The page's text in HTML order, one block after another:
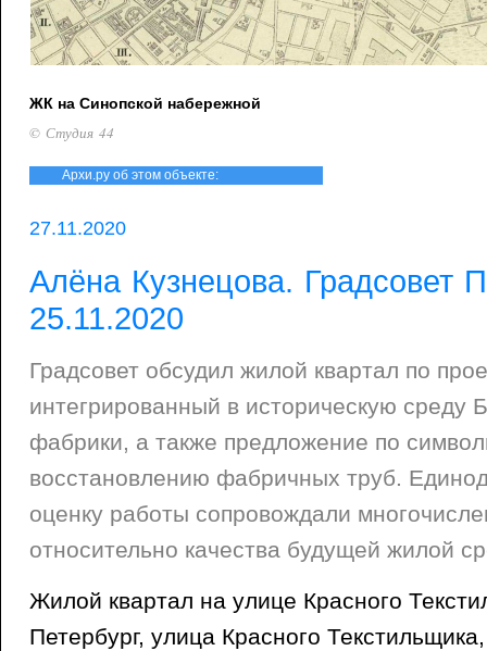
ЖК на Синопской набережной
© Студия 44
Архи.ру об этом объекте:
27.11.2020
Алёна Кузнецова. Градсовет
25.11.2020
Градсовет обсудил жилой квартал по
интегрированный в историческую среду
фабрики, а также предложение по
восстановлению фабричных труб.
оценку работы сопровождали
относительно качества будущей жилой
Жилой квартал на улице Красного
Петербург, улица Красного